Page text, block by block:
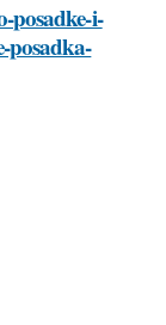
posadke-i-
posadka-